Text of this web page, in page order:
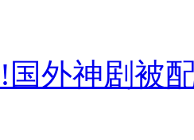
外神剧被